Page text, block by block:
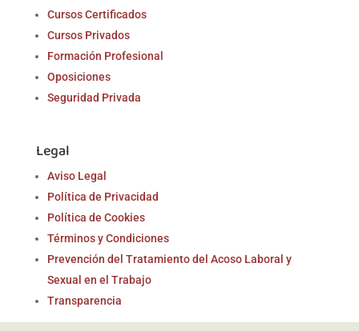
Cursos Certificados
Cursos Privados
Formación Profesional
Oposiciones
Seguridad Privada
Legal
Aviso Legal
Política de Privacidad
Política de Cookies
Términos y Condiciones
Prevención del Tratamiento del Acoso Laboral y
Sexual en el Trabajo
Transparencia